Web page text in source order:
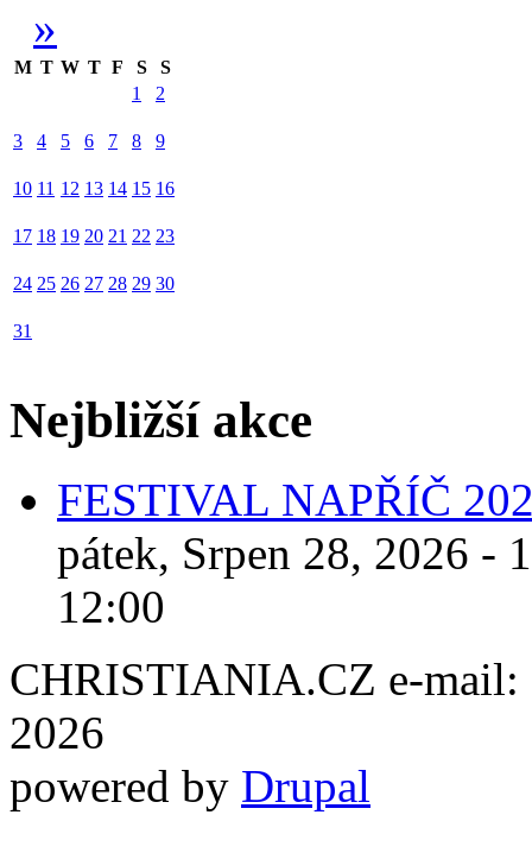
»
M T W T F S
S
1
2
3 4 5 6 7 8 9
10 11 12 13 14 15 16
17 18 19 20 21 22 23
24 25 26 27 28 29 30
31
Nejbližší akce
FESTIVAL NAPŘÍČ
pátek, Srpen 28, 2026 -
12:00
CHRISTIANIA.CZ e-mail:
2026
powered by Drupal